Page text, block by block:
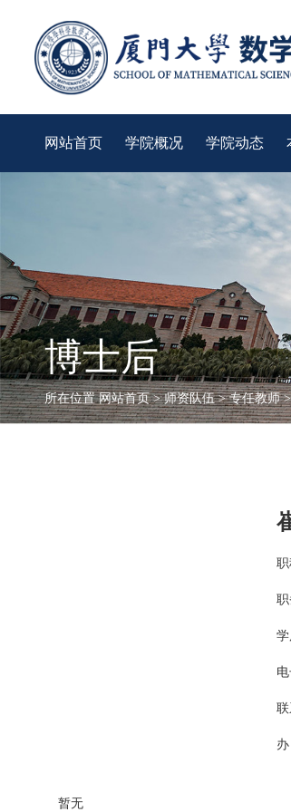
网站首页 学院概况 学院动态
博士后
所在位置网站首页>师资队伍>专任教师>
职
职
学
电
联
暂无